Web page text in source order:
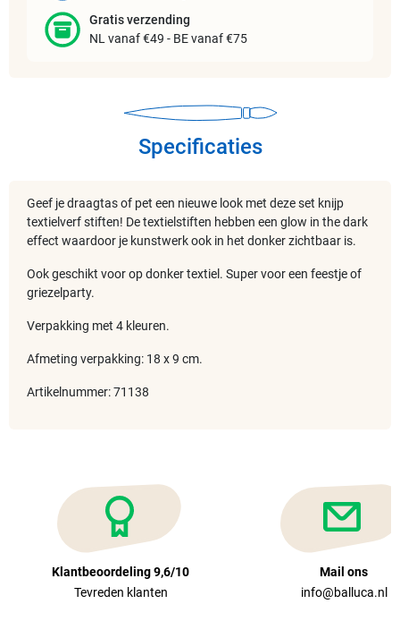
Gratis verzending
NL vanaf €49 - BE vanaf €75
Specificaties
Geef je draagtas of pet een nieuwe look met deze set knijp
textielverf stiften! De textielstiften hebben een glow in the dark
effect waardoor je kunstwerk ook in het donker zichtbaar is.
Ook geschikt voor op donker textiel. Super voor een feestje of
griezelparty.
Verpakking met 4 kleuren.
Afmeting verpakking: 18 x 9 cm.
Artikelnummer: 71138
Klantbeoordeling 9,6/10
Tevreden klanten
Mail ons
info@balluca.nl